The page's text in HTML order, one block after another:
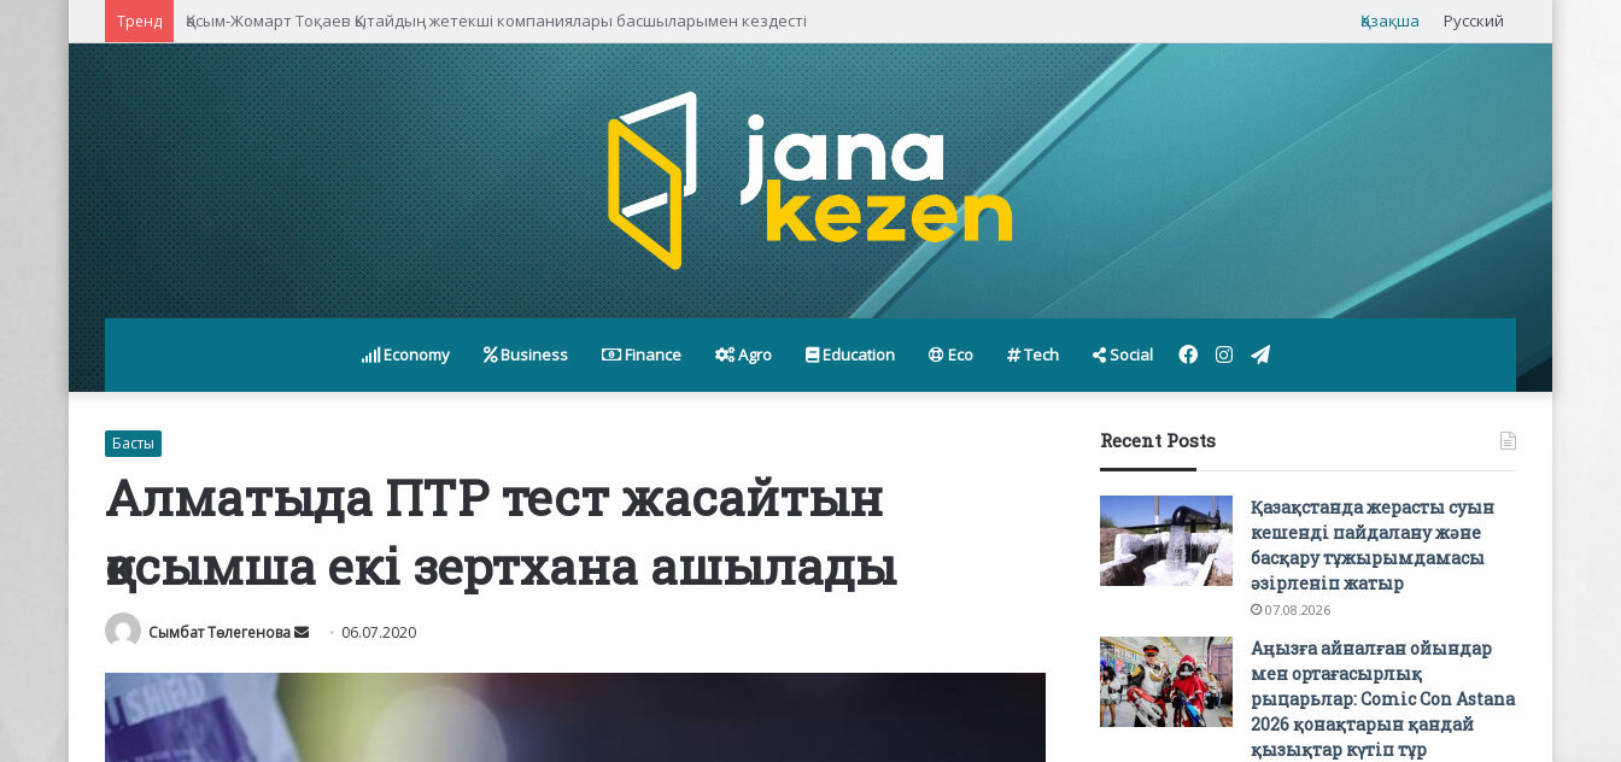
Тренд Қасым-Жомарт Тоқаев Қытайдың жетекші компаниялары басшыларымен кездесті Қазақша Русский
Economy Business Finance Agro Education Eco Tech Social Telegram
Instagram
Facebook
Басты
Алматыда ПТР тест жасайтын
қосымша екі зертхана ашылады
Сымбат Төлегенова
Send 06.07.2020
Recent Posts
Қазақстанда жерасты суын
кешенді пайдалану және
басқару тұжырымдамасы
әзірленіп жатыр
07.08.2026
Аңызға айналған ойындар
мен ортағасырлық
рыцарьлар: Comic Con Astana
2026 қонақтарын қандай
қызықтар күтіп тұр